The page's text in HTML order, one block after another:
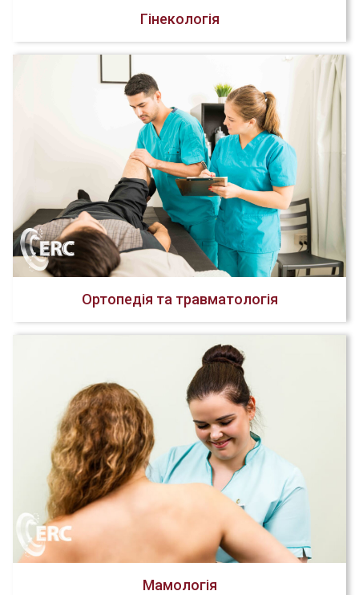
Гінекологія
Ортопедія та травматологія
Мамологія